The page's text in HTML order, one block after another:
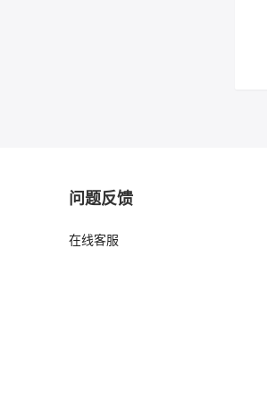
问题反馈
在线客服